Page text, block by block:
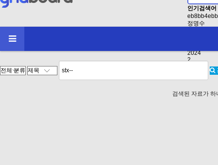
인기검색어
정명수
2024
2
검색된 자료가 하